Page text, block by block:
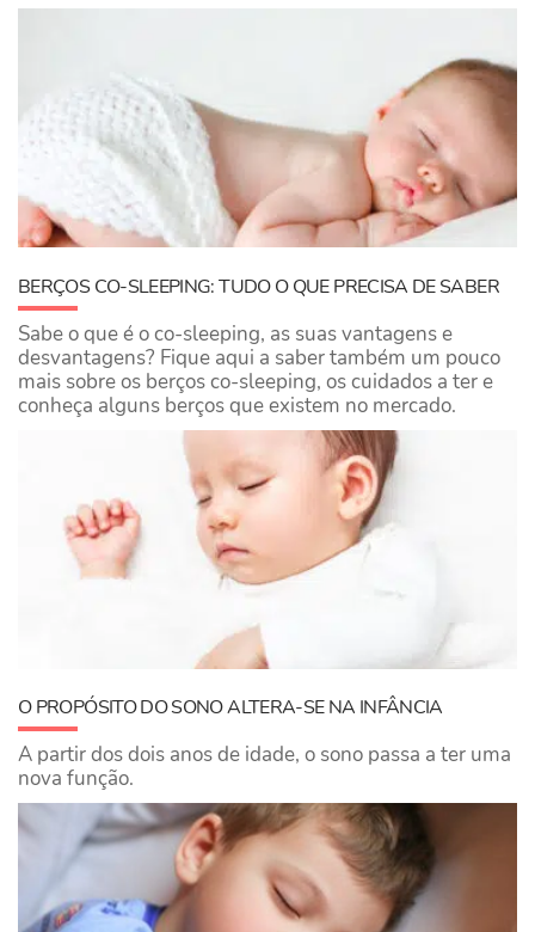
BERÇOS CO-SLEEPING: TUDO O QUE PRECISA DE SABER
Sabe o que é o co-sleeping, as suas vantagens e
desvantagens? Fique aqui a saber também um pouco
mais sobre os berços co-sleeping, os cuidados a ter e
conheça alguns berços que existem no mercado.
O PROPÓSITO DO SONO ALTERA-SE NA INFÂNCIA
A partir dos dois anos de idade, o sono passa a ter uma
nova função.